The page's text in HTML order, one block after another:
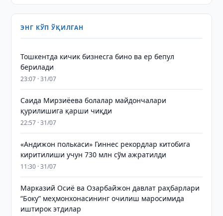
ЭНГ КЎП ЎҚИЛГАН
Тошкентда кичик бизнесга бино ва ер бепул
берилади
23:07 · 31/07
Саида Мирзиёева болалар майдончалари
қурилишига қарши чиқди
22:57 · 31/07
«Андижон полькаси» Гиннес рекордлар китобига
киритилиши учун 730 млн сўм ажратилди
11:30 · 31/07
Марказий Осиё ва Озарбайжон давлат раҳбарлари
“Боку” меҳмонхонасининг очилиш маросимида
иштирок этдилар